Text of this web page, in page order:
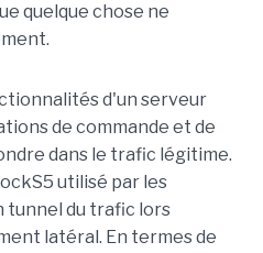
quelque chose ne
d'un serveur
de commande et de
dans le trafic légitime.
utilisé par les
tunnel du trafic lors
latéral. En termes de